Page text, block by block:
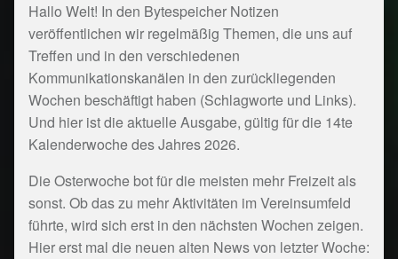
Hallo Welt! In den Bytespeicher Notizen
veröffentlichen wir regelmäßig Themen, die uns auf
Treffen und in den verschiedenen
Kommunikationskanälen in den zurückliegenden
Wochen beschäftigt haben (Schlagworte und Links).
Und hier ist die aktuelle Ausgabe, gültig für die 14te
Kalenderwoche des Jahres 2026.
Die Osterwoche bot für die meisten mehr Freizeit als
sonst. Ob das zu mehr Aktivitäten im Vereinsumfeld
führte, wird sich erst in den nächsten Wochen zeigen.
Hier erst mal die neuen alten News von letzter Woche: